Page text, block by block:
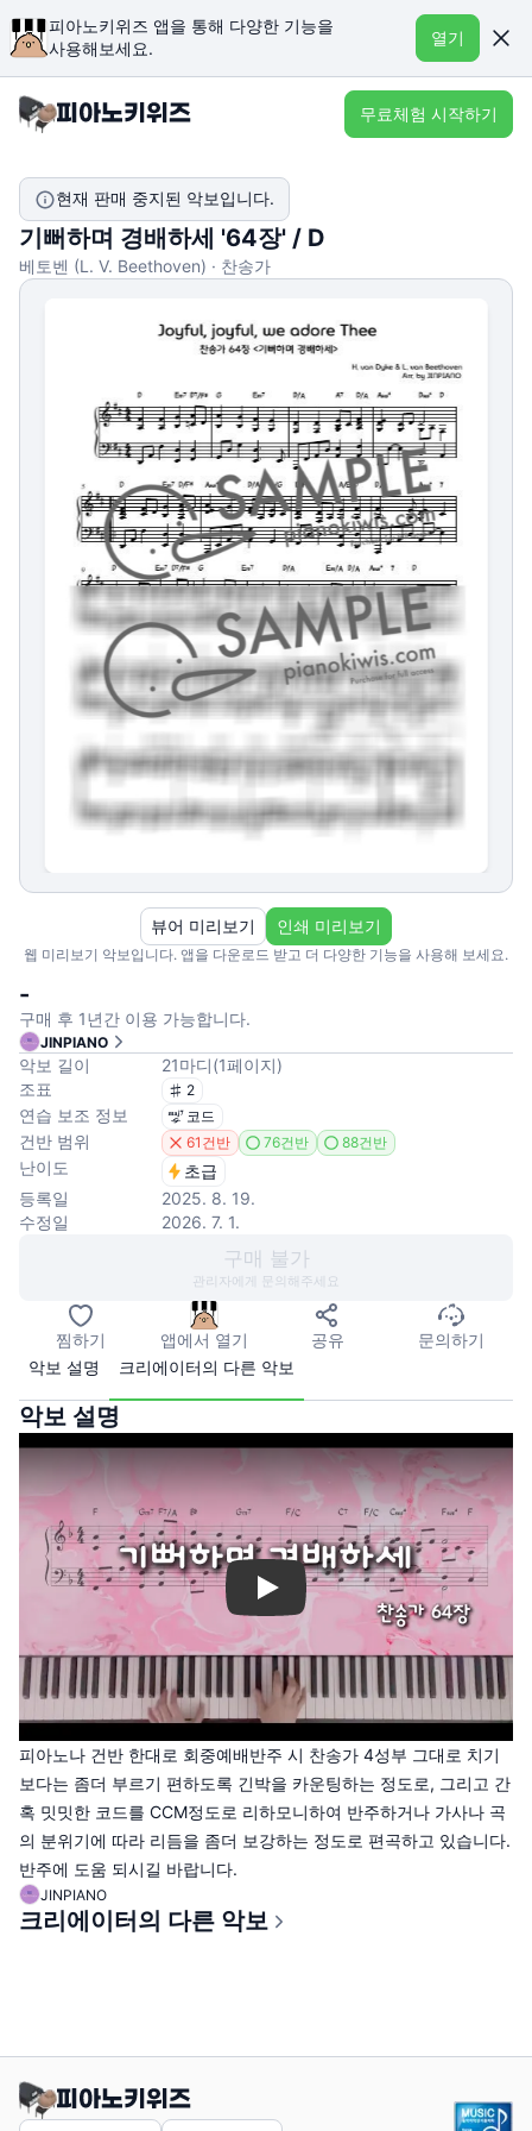
피아노키위즈 앱을 통해 다양한 기능을
사용해보세요.
열기
무료체험 시작하기
현재 판매 중지된 악보입니다.
기뻐하며 경배하세 '64장' / D
베토벤 (L. V. Beethoven) · 찬송가
웹 미리보기 악보입니다. 앱을 다운로드 받고 더 다양한 기능을 사용해 보세요.
뷰어 미리보기 인쇄 미리보기
-
구매 후 1년간 이용 가능합니다.
JINPIANO
악보 길이 21마디(1페이지)
조표
2
연습 보조 정보 코드
건반 범위 61건반 76건반 88건반
난이도
초급
등록일
2025. 8. 19.
수정일
2026. 7. 1.
구매 불가
관리자에게 문의해주세요
찜하기 앱에서 열기 공유
문의하기
악보 설명
크리에이터의 다른 악보
악보 설명
Play
피아노나 건반 한대로 회중예배반주 시 찬송가 4성부 그대로 치기
보다는 좀더 부르기 편하도록 긴박을 카운팅하는 정도로, 그리고 간
혹 밋밋한 코드를 CCM정도로 리하모니하여 반주하거나 가사나 곡
의 분위기에 따라 리듬을 좀더 보강하는 정도로 편곡하고 있습니다.
반주에 도움 되시길 바랍니다.
JINPIANO
크리에이터의 다른 악보